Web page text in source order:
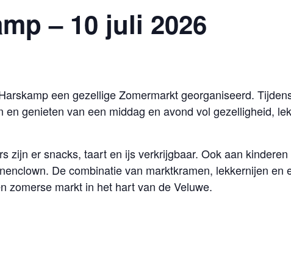
– 10 juli 2026
een gezellige Zomermarkt georganiseerd.
genieten van een middag en avond vol gezelligheid,
zijn er snacks, taart en ijs verkrijgbaar. Ook aan
De combinatie van marktkramen, lekkernijen en
zomerse markt in het hart van de Veluwe.